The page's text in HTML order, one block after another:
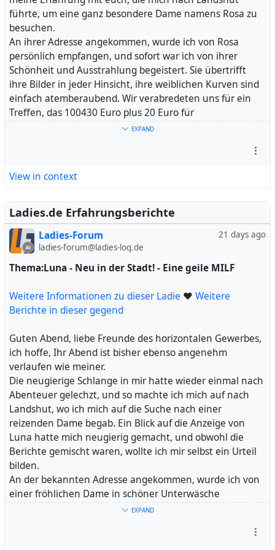
eigenen Vorlieben und Bedürfnisse kennt und
entsprechend wählt, um das Beste aus solchen
Begegnungen herauszuholen.
Ich hoffe, mein Bericht hilft euch dabei, eure eigenen
Entscheidungen zu treffen. Es ist immer eine individuelle
Erfahrung und jeder sollte das finden, wonach er sucht.
#Wahl# Dame#Brüste#Druck#Funke#abzubauen
Leserinnen
führte, um eine ganz besondere Dame namens Rosa zu
besuchen.
An ihrer Adresse angekommen, wurde ich von Rosa
persönlich empfangen, und sofort war ich von ihrer
Schönheit und Ausstrahlung begeistert. Sie übertrifft
ihre Bilder in jeder Hinsicht, ihre weiblichen Kurven sind
einfach atemberaubend. Wir verabredeten uns für ein
Treffen, das 100430 Euro plus 20 Euro für
Zusatzleistungen kostete.
waren unglaublich weich und einladend, ich konnte nicht
Wir verlagerten unser Treffen aufs Bett, wo sie sich über
mich beugte und mir ihren üppigen Busen präsentierte.
Die Zeit verging wie im Flug, doch wir fanden noch Zeit
für einen kurzen, aber intensiven Blowjob, der meinen
"Soldaten" auf Hochtouren brachte. Dann bat ich sie,
Spiel.
Die Zärtlichkeiten und Küsse wurden immer
mein Gesicht. Um die Rollen zu tauschen, wechselten wir
in die Doggy-Position, und ich genoss den Anblick ihres
wunderschönen Hinterteils. Sie bewegte sich rhythmisch
und gab mir das Gefühl, dass wir eins waren.
Der Höhepunkt unserer Begegnung war ein intensives,
wildes Gerangel in verschiedenen Stellungen. Ich
entspannte mich in ihren Armen und genoss die Nähe
und die innigen Küsse. Schließlich erreichte ich meinen
Höhepunkt und ergoss mich tief in ihr.
Nach einer ausgiebigen Reinigung und einem
angenehmen After-Sex-Talk verabschiedeten wir uns
herzlich, mit ein paar zärtlichen Küsschen. Ich verließ
ihre Wohnung mit einem lachenden und einem
wunderbare Erfahrung nicht so schnell vergessen würde.
EXPAND
View in context
Ladies.de Erfahrungsberichte
21 days ago
Ladies-Forum
ladies-forum@ladies-log.de
Thema:Luna - Neu in der Stadt! - Eine geile MILF
Weitere Informationen zu dieser Ladie ❤ Weitere
Berichte in dieser gegend
Guten Abend, liebe Freunde des horizontalen Gewerbes,
ich hoffe, Ihr Abend ist bisher ebenso angenehm
verlaufen wie meiner.
Die neugierige Schlange in mir hatte wieder einmal nach
Abenteuer gelechzt, und so machte ich mich auf nach
Landshut, wo ich mich auf die Suche nach einer
reizenden Dame begab. Ein Blick auf die Anzeige von
Luna hatte mich neugierig gemacht, und obwohl die
Berichte gemischt waren, wollte ich mir selbst ein Urteil
bilden.
An der bekannten Adresse angekommen, wurde ich von
einer fröhlichen Dame in schöner Unterwäsche
empfangen. Die Bilder waren sehr zutreffend, jedoch
leichten Bauchansatz, der sie noch menschlicher machte.
EXPAND